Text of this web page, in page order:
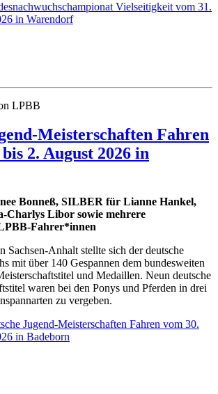
Vielseitigkeit vom 31.
in Warendorf
LPBB
Meisterschaften Fahren
2. August 2026 in
Bonneß, SILBER für Lianne Hankel,
Libor sowie mehrere
Fahrer*innen
Sachsen-Anhalt stellte sich der deutsche
mit über 140 Gespannen dem bundesweiten
und Medaillen. Neun deutsche
waren bei den Ponys und Pferden in drei
zu vergeben.
Jugend-Meisterschaften Fahren vom 30.
in Badeborn